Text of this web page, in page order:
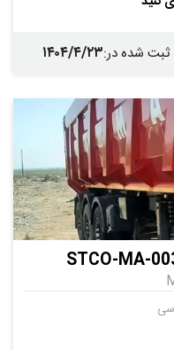
ثبت شده در:۱۴۰۴/۴/۲۳